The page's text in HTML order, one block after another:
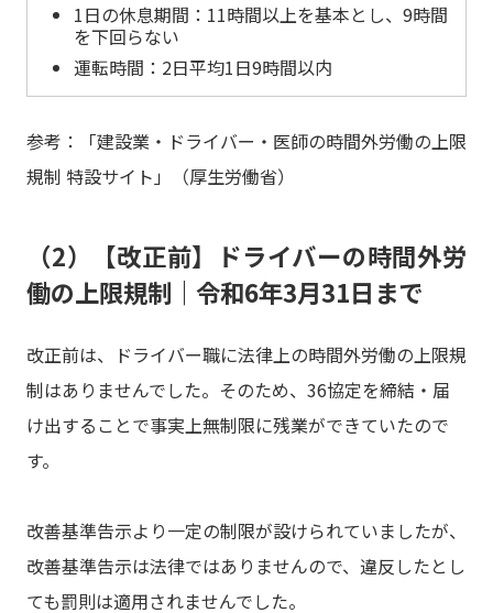
1日の休息期間：11時間以上を基本とし、9時間
を下回らない
運転時間：2日平均1日9時間以内
参考：「建設業・ドライバー・医師の時間外労働の上限
規制 特設サイト」（厚生労働省）
（2）【改正前】ドライバーの時間外労
働の上限規制｜令和6年3月31日まで
改正前は、ドライバー職に法律上の時間外労働の上限規
制はありませんでした。そのため、36協定を締結・届
け出することで事実上無制限に残業ができていたので
す。
改善基準告示より一定の制限が設けられていましたが、
改善基準告示は法律ではありませんので、違反したとし
ても罰則は適用されませんでした。